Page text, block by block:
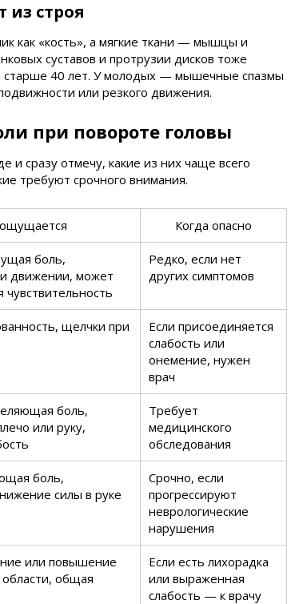
из строя
как «кость», а мягкие ткани — мышцы и
суставов и протрузии дисков тоже
старше 40 лет. У молодых — мышечные спазмы
или резкого движения.
при повороте головы
и сразу отмечу, какие из них чаще всего
требуют срочного внимания.
Когда опасно
боль,
движении, может
чувствительность
Редко, если нет
других симптомов
щелчки при
Если присоединяется
слабость или
онемение, нужен
врач
боль,
или руку,
Требует
медицинского
обследования
боль,
силы в руке
Срочно, если
прогрессируют
неврологические
нарушения
или повышение
общая
Если есть лихорадка
или выраженная
слабость — к врачу